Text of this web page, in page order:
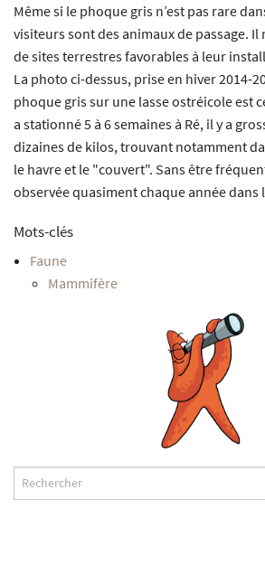
Même si le phoque gris n’est pas rare
visiteurs sont des animaux de passage. Il
de sites terrestres favorables à leur
La photo ci-dessus, prise en hiver 2014-
phoque gris sur une lasse ostréicole est
a stationné 5 à 6 semaines à Ré, il y a
dizaines de kilos, trouvant notamment
le havre et le "couvert". Sans être
observée quasiment chaque année dans
Mots-clés
Faune
Mammifère